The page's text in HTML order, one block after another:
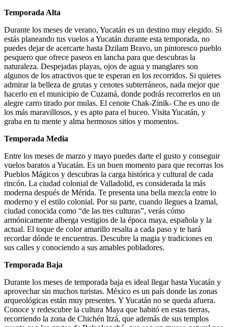
Temporada Alta
Durante los meses de verano, Yucatán es un destino muy elegido. Si
estás planeando tus vuelos a Yucatán durante esta temporada, no
puedes dejar de acercarte hasta Dzilam Bravo, un pintoresco pueblo
pesquero que ofrece paseos en lancha para que descubras la
naturaleza. Despejadas playas, ojos de agua y manglares son
algunos de los atractivos que te esperan en los recorridos. Si quieres
admirar la belleza de grutas y cenotes subterráneos, nada mejor que
hacerlo en el municipio de Cuzamá, donde podrás recorrerlos en un
alegre carro tirado por mulas. El cenote Chak-Zinik- Che es uno de
los más maravillosos, y es apto para el buceo. Visita Yucatán, y
graba en tu mente y alma hermosos sitios y momentos.
Temporada Media
Entre los meses de marzo y mayo puedes darte el gusto y conseguir
vuelos baratos a Yucatán. Es un buen momento para que recorras los
Pueblos Mágicos y descubras la carga histórica y cultural de cada
rincón. La ciudad colonial de Valladolid, es considerada la más
moderna después de Mérida. Te presenta una bella mezcla entre lo
moderno y el estilo colonial. Por su parte, cuando llegues a Izamal,
ciudad conocida como “de las tres culturas”, verás cómo
armónicamente alberga vestigios de la época maya, española y la
actual. El toque de color amarillo resalta a cada paso y te hará
recordar dónde te encuentras. Descubre la magia y tradiciones en
sus calles y conociendo a sus amables pobladores.
Temporada Baja
Durante los meses de temporada baja es ideal llegar hasta Yucatán y
aprovechar sin muchos turistas. México es un país donde las zonas
arqueológicas están muy presentes. Y Yucatán no se queda afuera.
Conoce y redescubre la cultura Maya que habitó en estas tierras,
recorriendo la zona de Chichén Itzá, que además de sus templos